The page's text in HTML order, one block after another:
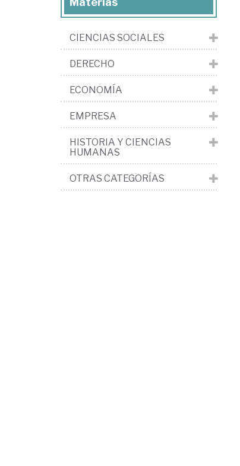
CIENCIAS SOCIALES
DERECHO
ECONOMÍA
EMPRESA
HISTORIA Y CIENCIAS
HUMANAS
OTRAS CATEGORÍAS